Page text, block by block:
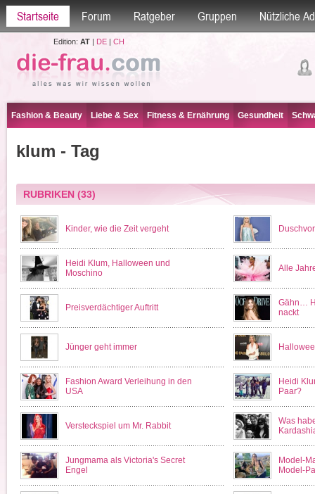
Startseite Forum Ratgeber Gruppen Nützliche
Edition: AT| DE| CH
Fashion & Beauty Liebe & Sex Fitness & Ernährung Gesundheit
klum - Tag
RUBRIKEN(33)
Kinder, wie die Zeit vergeht
Heidi Klum, Halloween und
Moschino
Alle
Preisverdächtiger Auftritt
Gähn…
nackt
Jünger geht immer
Fashion Award Verleihung in den
USA
Heidi
Paar?
Versteckspiel um Mr. Rabbit
Was
Jungmama als Victoria's Secret
Engel
Model-
Model-